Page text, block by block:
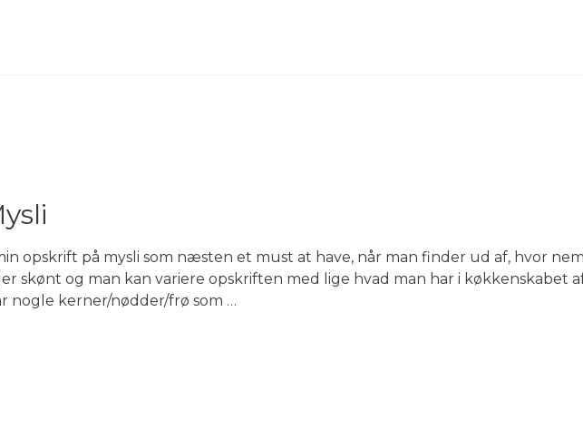
opskrift på mysli som næsten et must at have, når man finder ud af, hvor
skønt og man kan variere opskriften med lige hvad man har i køkkenskabet
nogle kerner/nødder/frø som …